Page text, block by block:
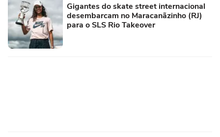
Gigantes do skate street internacional
desembarcam no Maracanãzinho (RJ)
para o SLS Rio Takeover